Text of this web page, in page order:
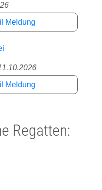
Meldung
Meldung
Regatten: